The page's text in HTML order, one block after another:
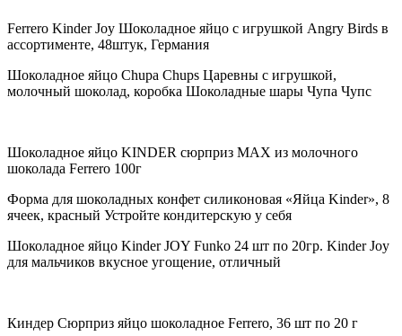
Ferrero Kinder Joy Шоколадное яйцо с игрушкой Angry Birds в
ассортименте, 48штук, Германия
Шоколадное яйцо Chupa Chups Царевны с игрушкой,
молочный шоколад, коробка Шоколадные шары Чупа Чупс
Шоколадное яйцо KINDER сюрприз MAX из молочного
шоколада Ferrero 100г
Форма для шоколадных конфет силиконовая «Яйца Kinder», 8
ячеек, красный Устройте кондитерскую у себя
Шоколадное яйцо Kinder JOY Funko 24 шт по 20гр. Kinder Joy
для мальчиков вкусное угощение, отличный
Киндер Сюрприз яйцо шоколадное Ferrero, 36 шт по 20 г